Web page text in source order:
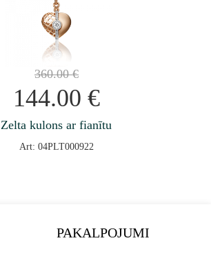
360.00€
144.00 €
Zelta kulons ar fianītu
Art: 04PLT000922
PAKALPOJUMI